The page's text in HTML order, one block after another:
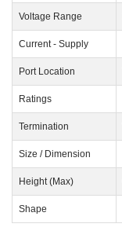
Voltage Range
Current - Supply
Port Location
Ratings
Termination
Size / Dimension
Height (Max)
Shape